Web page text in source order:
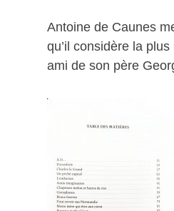
Antoine de Caunes
qu’il considère la
ami de son père